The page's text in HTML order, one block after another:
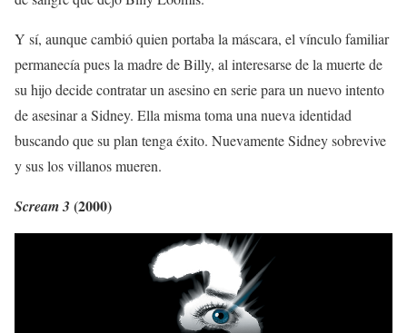
Y sí, aunque cambió quien portaba la máscara, el vínculo familiar
permanecía pues la madre de Billy, al interesarse de la muerte de
su hijo decide contratar un asesino en serie para un nuevo intento
de asesinar a Sidney. Ella misma toma una nueva identidad
buscando que su plan tenga éxito. Nuevamente Sidney sobrevive
y sus los villanos mueren.
Scream 3 (2000)